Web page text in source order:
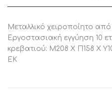
ποσότητα
Μεταλλικό χειροποίητο
Εργοστασιακή εγγύηση 10
κρεβατιού: Μ208 Χ Π158 Χ
ΕΚ